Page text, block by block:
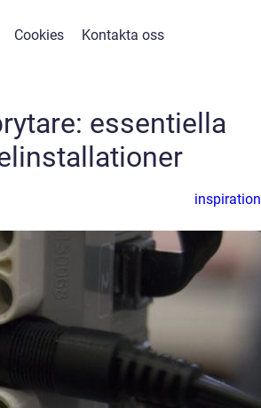
Cookies Kontakta oss
essentiella
inspiration